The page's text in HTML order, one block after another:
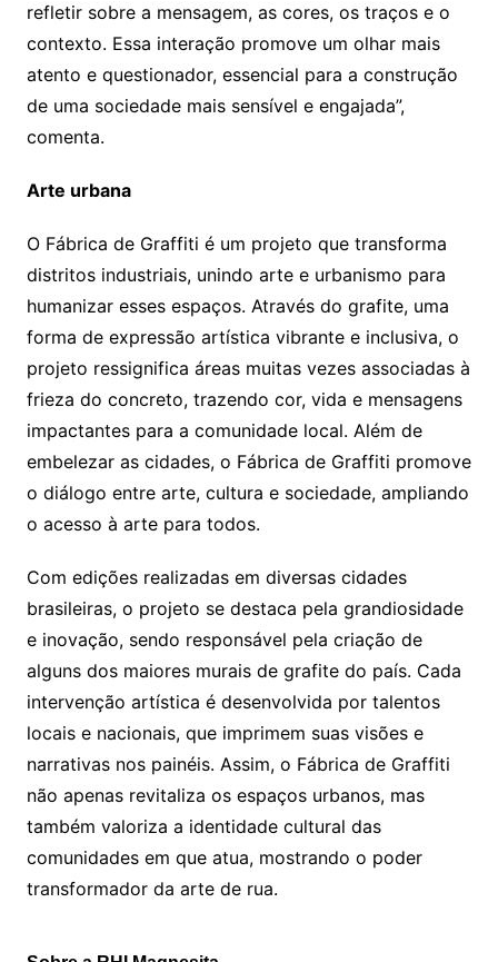
refletir sobre a mensagem, as cores, os traços e o
contexto. Essa interação promove um olhar mais
atento e questionador, essencial para a construção
de uma sociedade mais sensível e engajada”,
comenta.
Arte urbana
O Fábrica de Graffiti é um projeto que transforma
distritos industriais, unindo arte e urbanismo para
humanizar esses espaços. Através do grafite, uma
forma de expressão artística vibrante e inclusiva, o
projeto ressignifica áreas muitas vezes associadas à
frieza do concreto, trazendo cor, vida e mensagens
impactantes para a comunidade local. Além de
embelezar as cidades, o Fábrica de Graffiti promove
o diálogo entre arte, cultura e sociedade, ampliando
o acesso à arte para todos.
Com edições realizadas em diversas cidades
brasileiras, o projeto se destaca pela grandiosidade
e inovação, sendo responsável pela criação de
alguns dos maiores murais de grafite do país. Cada
intervenção artística é desenvolvida por talentos
locais e nacionais, que imprimem suas visões e
narrativas nos painéis. Assim, o Fábrica de Graffiti
não apenas revitaliza os espaços urbanos, mas
também valoriza a identidade cultural das
comunidades em que atua, mostrando o poder
transformador da arte de rua.